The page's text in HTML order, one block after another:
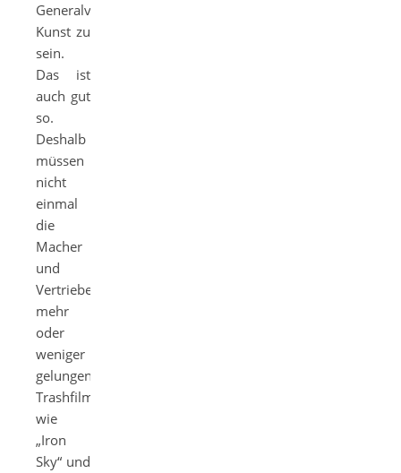
Generalverdacht
Kunst zu
sein.
Das ist
auch gut
so.
Deshalb
müssen
nicht
einmal
die
Macher
und
Vertriebe
mehr
oder
weniger
gelungener
Trashfilmchen
wie
„Iron
Sky“ und